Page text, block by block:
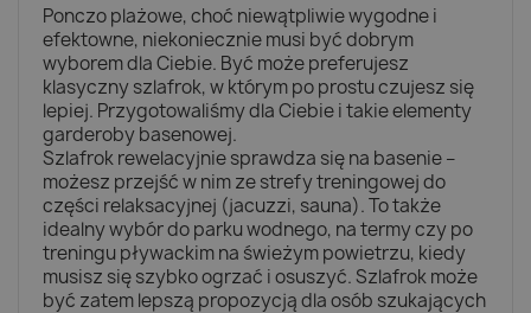
Ponczo plażowe, choć niewątpliwie wygodne i
efektowne, niekoniecznie musi być dobrym
wyborem dla Ciebie. Być może preferujesz
klasyczny szlafrok, w którym po prostu czujesz się
lepiej. Przygotowaliśmy dla Ciebie i takie elementy
garderoby basenowej.
Szlafrok rewelacyjnie sprawdza się na basenie –
możesz przejść w nim ze strefy treningowej do
części relaksacyjnej (jacuzzi, sauna). To także
idealny wybór do parku wodnego, na termy czy po
treningu pływackim na świeżym powietrzu, kiedy
musisz się szybko ogrzać i osuszyć. Szlafrok może
być zatem lepszą propozycją dla osób szukających